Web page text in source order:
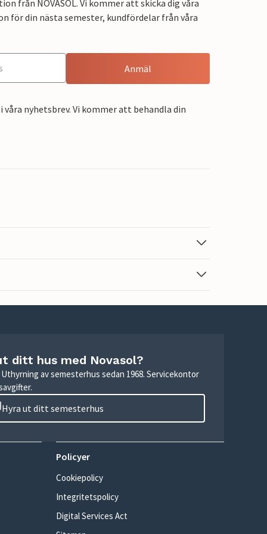
från NOVASOL. Vi kommer att skicka dig våra
för din nästa semester, kundfördelar från våra
Anmäl
nyhetsbrev. Vi kommer att behandla din
ditt hus med Novasol?
av semesterhus sedan 1968. Servicekontor
Hyra ut ditt semesterhus
Policyer
Cookiepolicy
Integritetspolicy
Digital Services Act